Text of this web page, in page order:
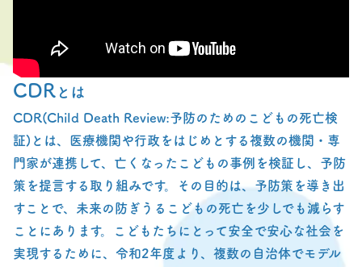
CDR とは
CDR(Child Death Review:予防のためのこどもの死亡検
証)とは、医療機関や行政をはじめとする複数の機関・専
門家が連携して、亡くなったこどもの事例を検証し、予防
策を提言する取り組みです。その目的は、予防策を導き出
すことで、未来の防ぎうるこどもの死亡を少しでも減らす
ことにあります。こどもたちにとって安全で安心な社会を
実現するために、令和2年度より、複数の自治体でモデル